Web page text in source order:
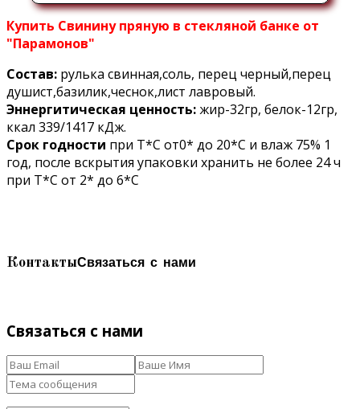
Купить Свинину пряную в стекляной банке от
"Парамонов"
Состав: рулька свинная,соль, перец черный,перец
душист,базилик,чеснок,лист лавровый.
Эннергитическая ценность:жир-32гр, белок-12гр,
ккал 339/1417 кДж.
Срок годности при Т*С от0* до 20*С и влаж 75% 1
год, после вскрытия упаковки хранить не более 24 ч
при Т*С от 2* до 6*С
КонтактыСвязаться с нами
Связаться с нами